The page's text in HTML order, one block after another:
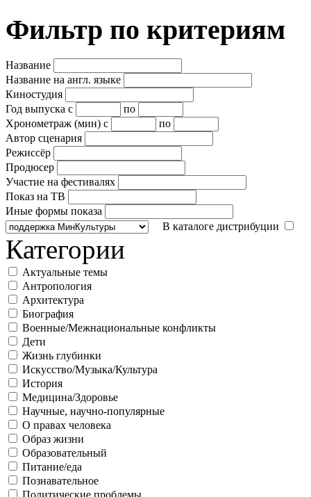
Фильтр по критериям
Название
Название на англ. языке
Киностудия
Год выпуска с
по
Хронометраж (мин) с
по
Автор сценария
Режиссёр
Продюсер
Участие на фестивалях
Показ на ТВ
Иные формы показа
В каталоге дистрибуции
Категории
Актуальные темы
Антропология
Архитектура
Биография
Военные/Межнациональные конфликты
Дети
Жизнь глубинки
Искусство/Музыка/Культура
История
Медицина/Здоровье
Научные, научно-популярные
О правах человека
Образ жизни
Образовательный
Питание/еда
Познавательное